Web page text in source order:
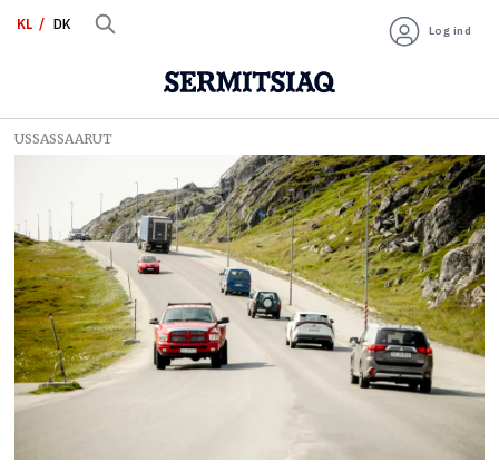
KL DK Log ind
Tag:
kommuneqarfik
sermersooq
USSASSAARUT